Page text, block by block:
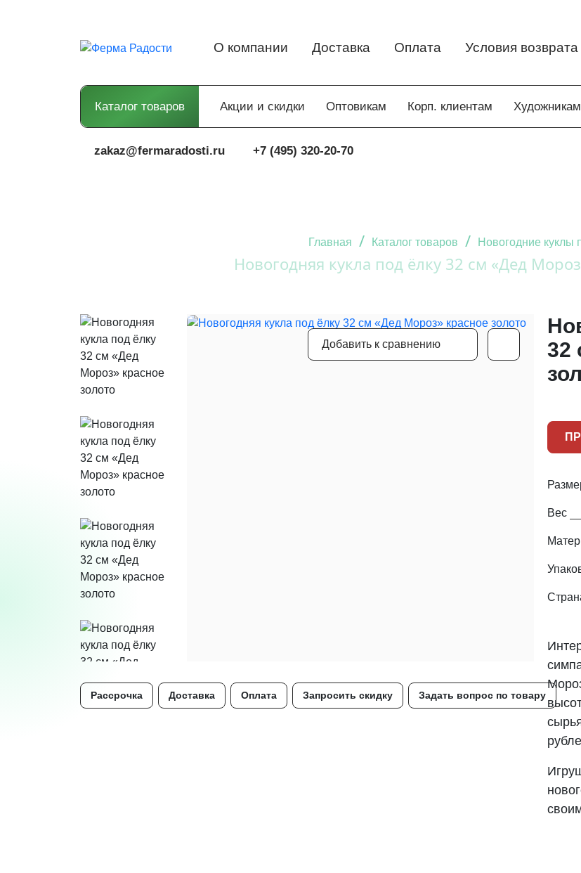
О компании Доставка Оплата Условия возврата
Каталог товаров Акции и скидки Оптовикам Корп. клиентам Художникам
zakaz@fermaradosti.ru +7 (495) 320-20-70
Главная / Каталог товаров / Новогодние куклы
Новогодняя кукла под ёлку 32 см «Дед
Добавить к сравнению
Рассрочка Доставка Оплата Запросить скидку Задать вопрос по товару
32
Вес